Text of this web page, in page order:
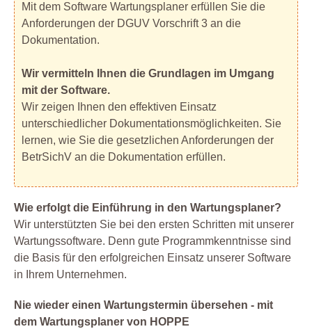
Mit dem Software Wartungsplaner erfüllen Sie die
Anforderungen der DGUV Vorschrift 3 an die
Dokumentation.
Wir vermitteln Ihnen die Grundlagen im Umgang
mit der Software.
Wir zeigen Ihnen den effektiven Einsatz
unterschiedlicher Dokumentationsmöglichkeiten. Sie
lernen, wie Sie die gesetzlichen Anforderungen der
BetrSichV an die Dokumentation erfüllen.
Wie erfolgt die Einführung in den Wartungsplaner?
Wir unterstützten Sie bei den ersten Schritten mit unserer
Wartungssoftware. Denn gute Programmkenntnisse sind
die Basis für den erfolgreichen Einsatz unserer Software
in Ihrem Unternehmen.
Nie wieder einen Wartungstermin übersehen - mit
dem Wartungsplaner von HOPPE